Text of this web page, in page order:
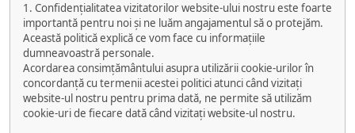
1. Confidențialitatea vizitatorilor website-ului nostru este foarte
importantă pentru noi și ne luăm angajamentul să o protejăm.
Această politică explică ce vom face cu informațiile
dumneavoastră personale.
Acordarea consimțământului asupra utilizării cookie-urilor în
concordanță cu termenii acestei politici atunci când vizitați
website-ul nostru pentru prima dată, ne permite să utilizăm
cookie-uri de fiecare dată când vizitați website-ul nostru.